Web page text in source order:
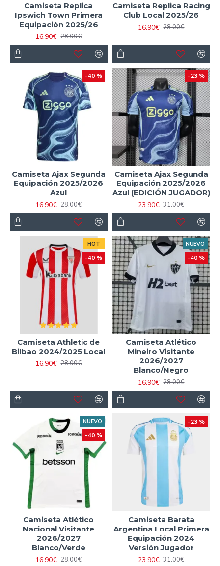
Camiseta Replica
Ipswich Town Primera
Equipación 2025/26
16.90€ 28.00€
Camiseta Replica Racing
Club Local 2025/26
16.90€ 28.00€
-40 %
Camiseta Ajax Segunda
Equipación 2025/2026
Azul
16.90€ 28.00€
-23 %
Camiseta Ajax Segunda
Equipación 2025/2026
Azul (EDICIÓN JUGADOR)
23.90€ 31.00€
HOT
-40 %
Camiseta Athletic de
Bilbao 2024/2025 Local
16.90€ 28.00€
NUEVO
-40 %
Camiseta Atlético
Mineiro Visitante
2026/2027
Blanco/Negro
16.90€ 28.00€
NUEVO
-40 %
Camiseta Atlético
Nacional Visitante
2026/2027
Blanco/Verde
16.90€ 28.00€
-23 %
Camiseta Barata
Argentina Local Primera
Equipación 2024
Versión Jugador
23.90€ 31.00€